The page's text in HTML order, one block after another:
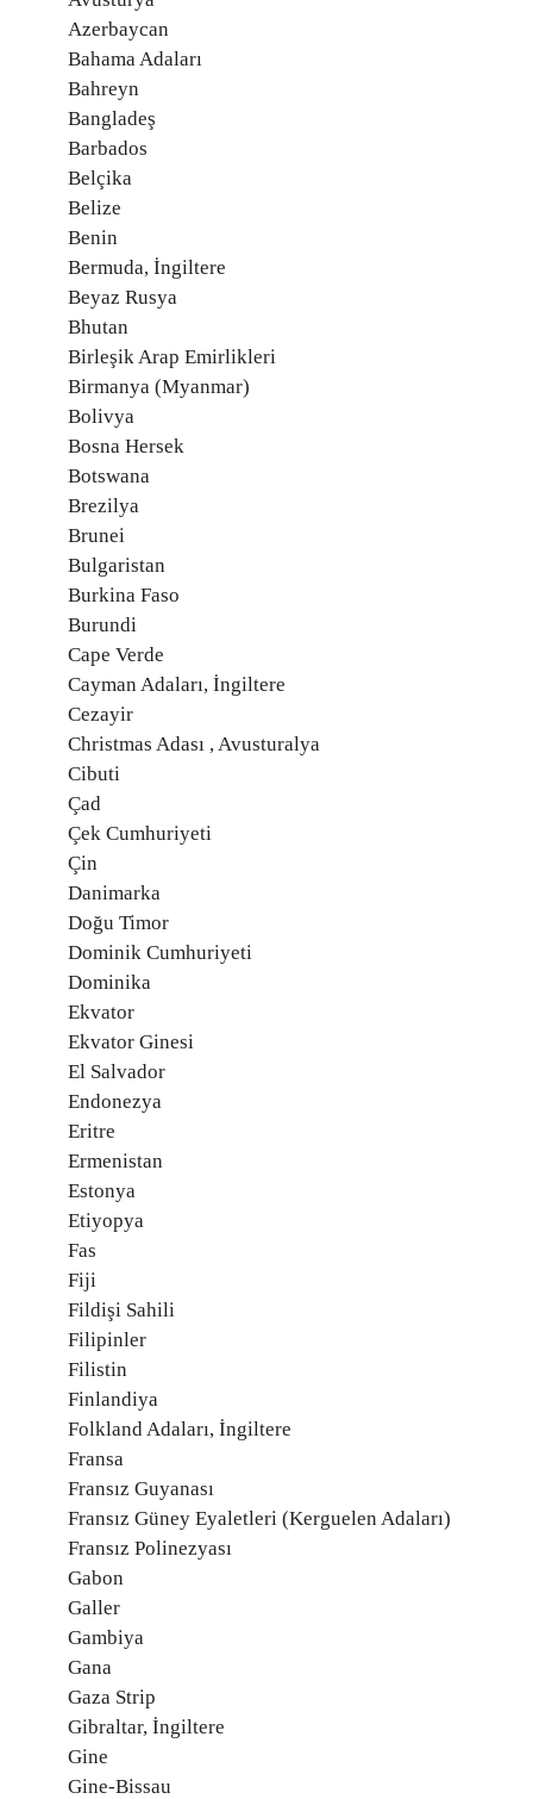
Azerbaycan
Bahama Adaları
Bahreyn
Bangladeş
Barbados
Belçika
Belize
Benin
Bermuda, İngiltere
Beyaz Rusya
Bhutan
Birleşik Arap Emirlikleri
Birmanya (Myanmar)
Bolivya
Bosna Hersek
Botswana
Brezilya
Brunei
Bulgaristan
Burkina Faso
Burundi
Cape Verde
Cayman Adaları, İngiltere
Cezayir
Christmas Adası , Avusturalya
Cibuti
Çad
Çek Cumhuriyeti
Çin
Danimarka
Doğu Timor
Dominik Cumhuriyeti
Dominika
Ekvator
Ekvator Ginesi
El Salvador
Endonezya
Eritre
Ermenistan
Estonya
Etiyopya
Fas
Fiji
Fildişi Sahili
Filipinler
Filistin
Finlandiya
Folkland Adaları, İngiltere
Fransa
Fransız Guyanası
Fransız Güney Eyaletleri (Kerguelen Adaları)
Fransız Polinezyası
Gabon
Galler
Gambiya
Gana
Gaza Strip
Gibraltar, İngiltere
Gine
Gine-Bissau